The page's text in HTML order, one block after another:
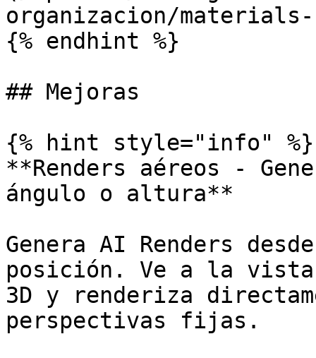
organizacion/materials-
{% endhint %}
## Mejoras
{% hint style="info" %}
**Renders aéreos -
ángulo o altura**
Genera AI Renders
posición. Ve a la vista
3D y renderiza
perspectivas fijas.